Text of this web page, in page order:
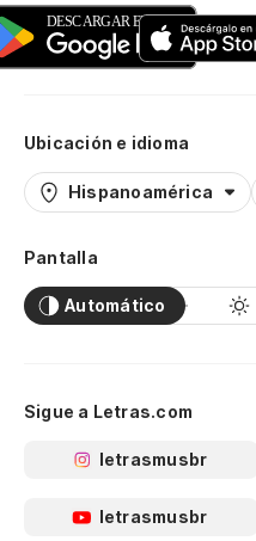
Ubicación e idioma
Hispanoamérica
Pantalla
Automático
Sigue a Letras.com
letrasmusbr
letrasmusbr